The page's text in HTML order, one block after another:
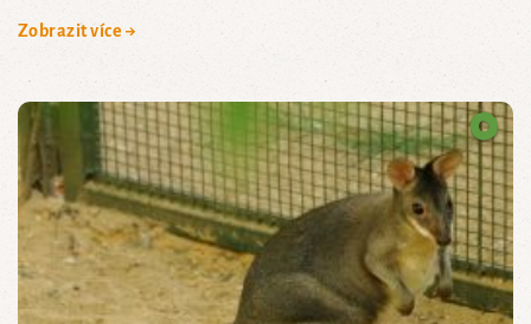
Zobrazit více →